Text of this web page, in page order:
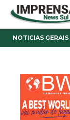
NOTICIAS GERAIS